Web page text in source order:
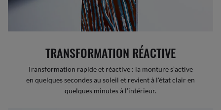
TRANSFORMATION RÉACTIVE
Transformation rapide et réactive : la monture s’active
en quelques secondes au soleil et revient à l'état clair en
quelques minutes à l’intérieur.